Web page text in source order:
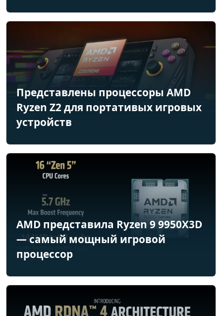
Представлены процессоры AMD
Ryzen Z2 для портативых игровых
устройств
AMD представила Ryzen 9 9950X3D
— самый мощный игровой
процессор